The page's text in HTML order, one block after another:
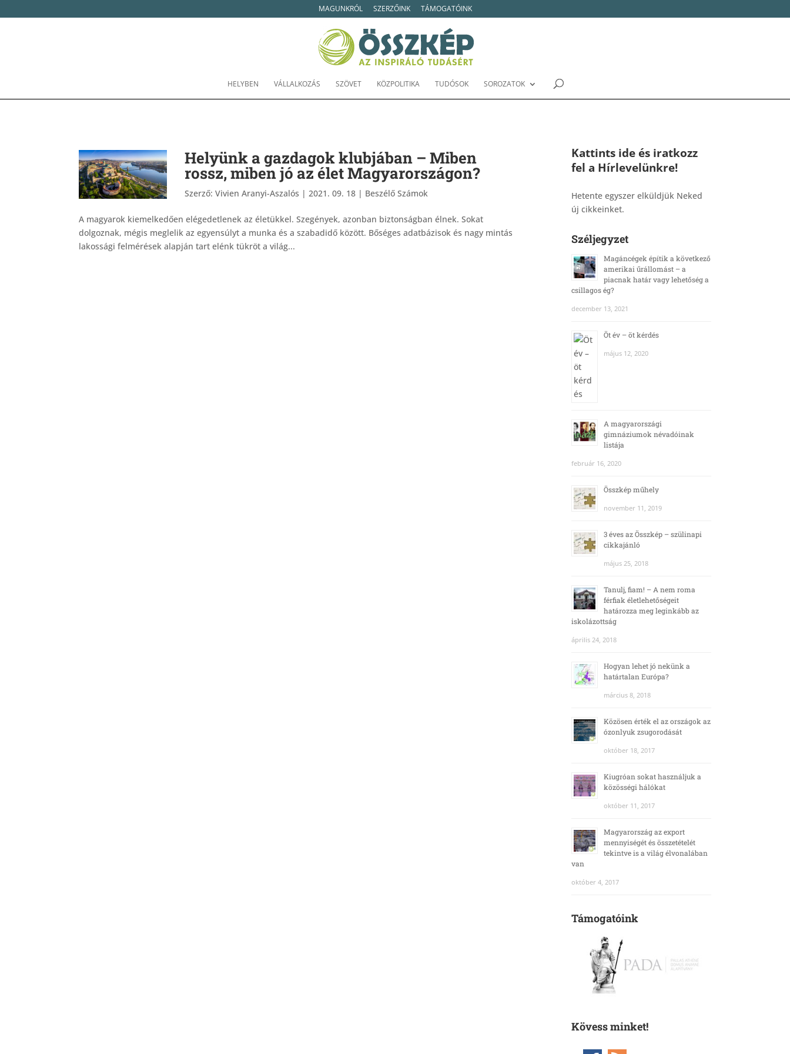
MAGUNKRÓL SZERZŐINK TÁMOGATÓINK
HELYBEN VÁLLALKOZÁS SZÖVET KÖZPOLITIKA TUDÓSOK SOROZATOK
Helyünk a gazdagok klubjában – Miben
rossz, miben jó az élet Magyarországon?
Szerző:Vivien Aranyi-Aszalós |2021. 09. 18 | Beszélő Számok
A magyarok kiemelkedően elégedetlenek az életükkel. Szegények, azonban biztonságban élnek. Sokat
dolgoznak, mégis meglelik az egyensúlyt a munka és a szabadidő között. Bőséges adatbázisok és nagy mintás
lakossági felmérések alapján tart elénk tükröt a világ...
Kattints ide és iratkozz
fel a Hírlevelünkre!
Hetente egyszer elküldjük Neked
új cikkeinket.
Széljegyzet
Magáncégek építik a következő
amerikai űrállomást – a
piacnak határ vagy lehetőség a
csillagos ég?
december 13, 2021
Öt év – öt kérdés
május 12, 2020
A magyarországi
gimnáziumok névadóinak
listája
február 16, 2020
Összkép műhely
november 11, 2019
3 éves az Összkép – szülinapi
cikkajánló
május 25, 2018
Tanulj, fiam! – A nem roma
férfiak életlehetőségeit
határozza meg leginkább az
iskolázottság
április 24, 2018
Hogyan lehet jó nekünk a
határtalan Európa?
március 8, 2018
Közösen érték el az országok az
ózonlyuk zsugorodását
október 18, 2017
Kiugróan sokat használjuk a
közösségi hálókat
október 11, 2017
Magyarország az export
mennyiségét és összetételét
tekintve is a világ élvonalában
van
október 4, 2017
Támogatóink
Kövess minket!